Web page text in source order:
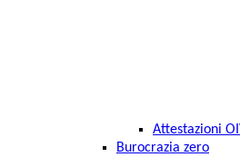
Attestazioni
Burocrazia zero